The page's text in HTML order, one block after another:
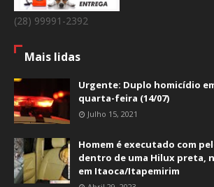
(28) 99991-2392
Mais lidas
Urgente: Duplo homicídio
quarta-feira (14/07)
Julho 15, 2021
Homem é executado com
dentro de uma Hilux preta,
em Itaoca/Itapemirim